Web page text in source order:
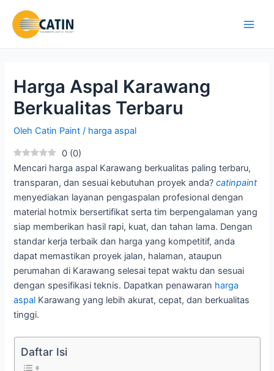
konten
Harga Aspal Karawang
Berkualitas Terbaru
OlehCatin Paint/ harga aspal
0 (0)
Mencari harga aspal Karawang berkualitas paling terbaru,
transparan, dan sesuai kebutuhan proyek anda?catinpaint
menyediakan layanan pengaspalan profesional dengan
material hotmix bersertifikat serta tim berpengalaman yang
siap memberikan hasil rapi, kuat, dan tahan lama. Dengan
standar kerja terbaik dan harga yang kompetitif, anda
dapat memastikan proyek jalan, halaman, ataupun
perumahan di Karawang selesai tepat waktu dan sesuai
dengan spesifikasi teknis. Dapatkan penawaran harga
aspal Karawang yang lebih akurat, cepat, dan berkualitas
tinggi.
Daftar Isi